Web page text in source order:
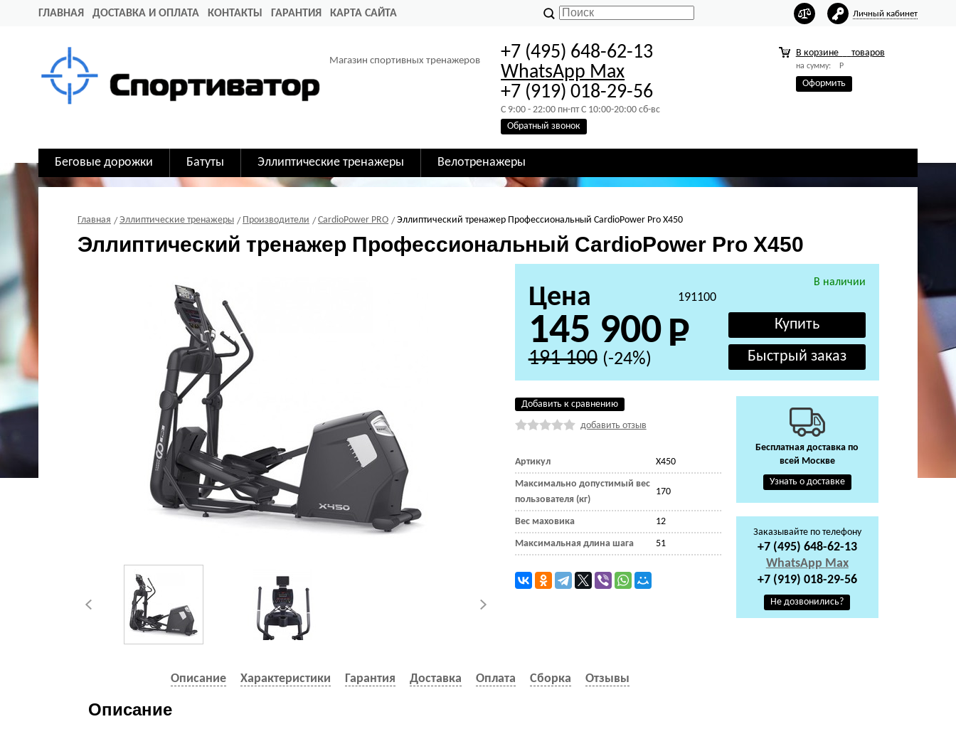
ГЛАВНАЯ ДОСТАВКА И ОПЛАТА КОНТАКТЫ ГАРАНТИЯ КАРТА САЙТА Личный кабинет
Магазин спортивных тренажеров
+7 (495) 648-62-13
WhatsApp Max
+7 (919) 018-29-56
C 9:00 - 22:00 пн-пт C 10:00-20:00 сб-вс
Обратный звонок
В корзине товаров
на сумму: Р
Оформить
Беговые дорожки Батуты Эллиптические тренажеры Велотренажеры
Главная Эллиптические тренажеры Производители CardioPower PRO Эллиптический тренажер Профессиональный CardioPower Pro X450
Эллиптический тренажер Профессиональный CardioPower Pro X450
В наличии
191100
Цена
145 900
191 100 (-24%)
Добавить к сравнению
добавить отзыв
Артикул X450
Максимально допустимый вес
пользователя (кг)
170
Вес маховика 12
Максимальная длина шага 51
Описание Характеристики Гарантия Доставка Оплата Сборка Отзывы
Описание
Бесплатная доставка по
всей Москве
Узнать о доставке
Заказывайте по телефону
+7 (495) 648-62-13
WhatsApp Max
+7 (919) 018-29-56
Не дозвонились?